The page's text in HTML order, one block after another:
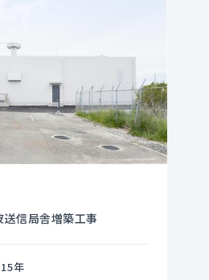
信局舎増築工事
年